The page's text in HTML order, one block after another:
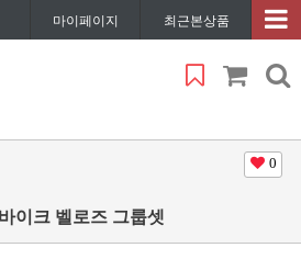
마이페이지 최근본상품
0
이크 벨로즈 그룹셋